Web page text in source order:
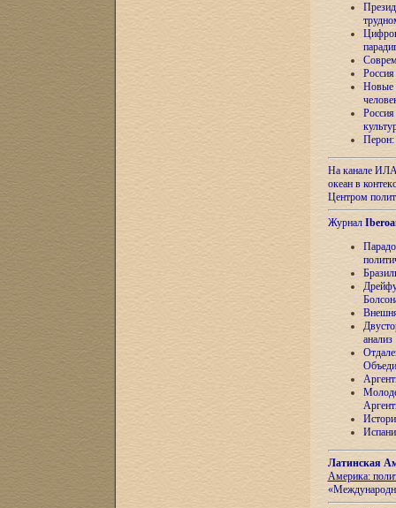
Новые
Перон:
На канале
океан в
Центром
Журнал
анализ
Латинская
Америка: